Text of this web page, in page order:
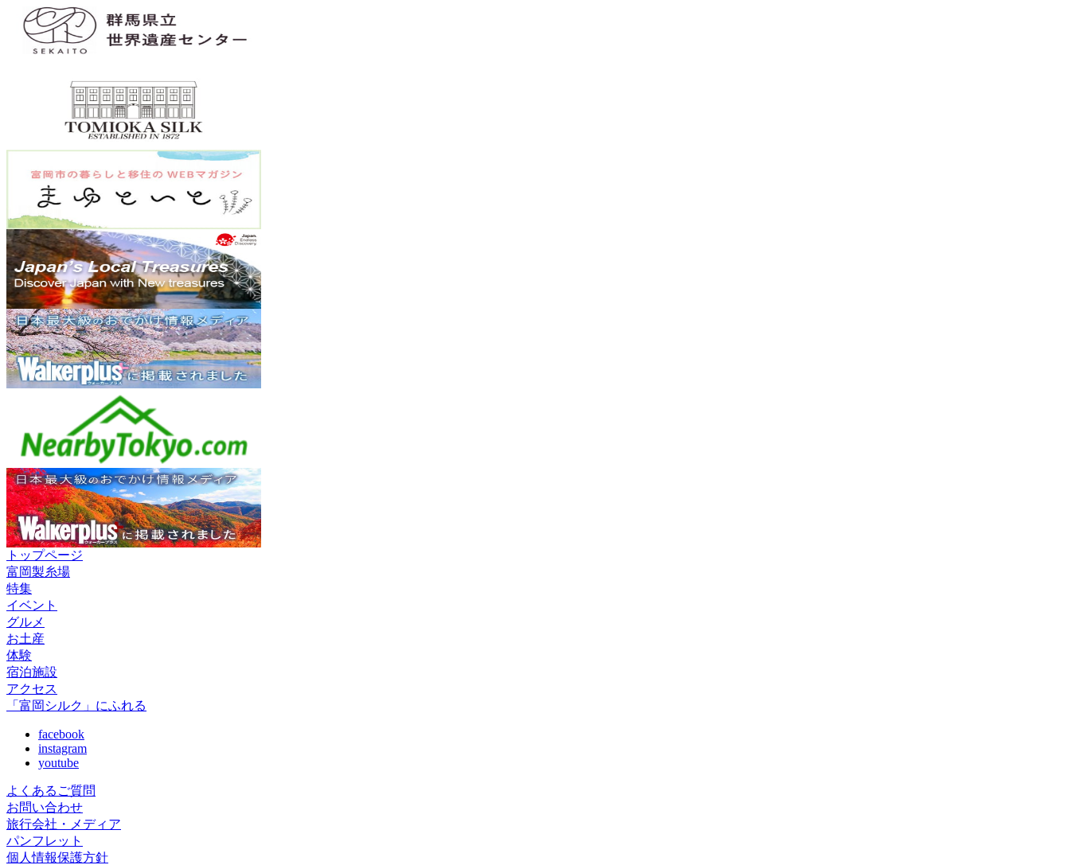
トップページ
富岡製糸場
特集
イベント
グルメ
お土産
体験
宿泊施設
アクセス
「富岡シルク」にふれる
facebook
instagram
youtube
よくあるご質問
お問い合わせ
旅行会社・メディア
パンフレット
個人情報保護方針